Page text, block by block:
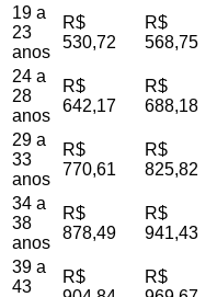
19 a
23
anos
R$
530,72
R$
568,75
24 a
28
anos
R$
642,17
R$
688,18
29 a
33
anos
R$
770,61
R$
825,82
34 a
38
anos
R$
878,49
R$
941,43
39 a
43
R$
R$